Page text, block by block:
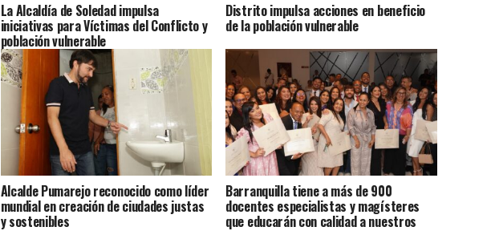
La Alcaldía de Soledad impulsa
iniciativas para Víctimas del Conflicto y
población vulnerable
Distrito impulsa acciones en beneficio
de la población vulnerable
Alcalde Pumarejo reconocido como líder
mundial en creación de ciudades justas
y sostenibles
Barranquilla tiene a más de 900
docentes especialistas y magísteres
que educarán con calidad a nuestros